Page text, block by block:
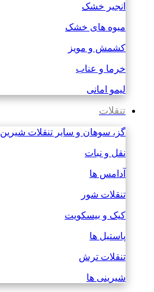
انجیر خشک
میوه های خشک
کشمش و مویز
خرما و عناب
لیمو امانی
تنقلات
گز، سوهان و سایر تنقلات شیرین
نقل و نبات
آدامس ها
تنقلات شور
کیک و بیسکویت
پاستیل ها
تنقلات ترش
شیرینی ها